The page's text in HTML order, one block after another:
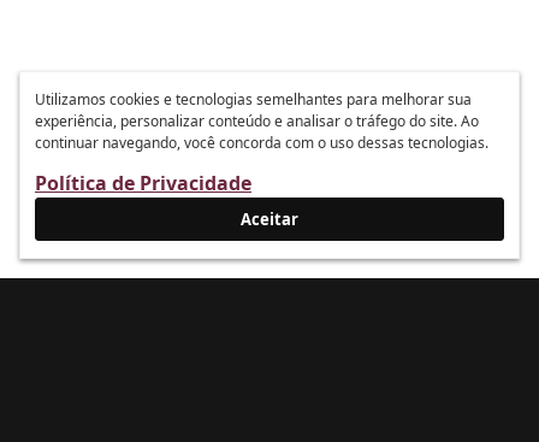
Utilizamos cookies e tecnologias semelhantes para melhorar sua
experiência, personalizar conteúdo e analisar o tráfego do site. Ao
continuar navegando, você concorda com o uso dessas tecnologias.
Política de Privacidade
Aceitar